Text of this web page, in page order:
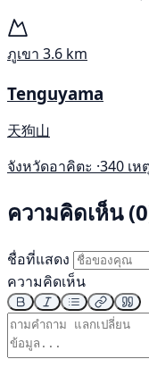
ภูเขา 3.6 km
Tenguyama
天狗山
จังหวัดอาคิตะ ·340 เ
ความคิดเห็น
ชื่อที่แสดง
ความคิดเห็น